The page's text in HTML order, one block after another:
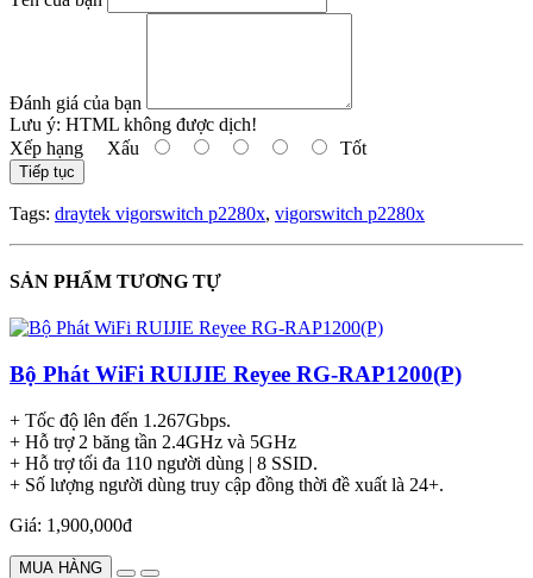
Đánh giá của bạn
Lưu ý: HTML không được dịch!
Xếp hạng Xấu Tốt
Tiếp tục
Tags: draytek vigorswitch p2280x, vigorswitch p2280x
SẢN PHẨM TƯƠNG TỰ
Bộ Phát WiFi RUIJIE Reyee RG-RAP1200(P)
+ Tốc độ lên đến 1.267Gbps.
+ Hỗ trợ 2 băng tần 2.4GHz và 5GHz
+ Hỗ trợ tối đa 110 người dùng | 8 SSID.
+ Số lượng người dùng truy cập đồng thời đề xuất là 24+.
Giá: 1,900,000đ
MUA HÀNG